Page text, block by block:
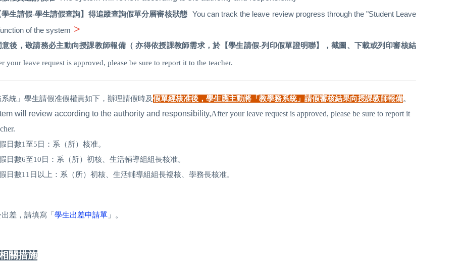
生請假-學生請假查詢】得追蹤查詢假單分層審核狀態
You can track the leave review progress through the "Student Leave
of the system >
意後，敬請務必主動向授課教師報備（ 亦得依授課教師需求，於【學生請假-列印假單證明聯】，截圖、下載或列印審核結
your leave request is approved, please be sure to report it to the teacher.
系統」學生請假准假權責如下，辦理請假時及假單經核准後，學生應主動將「教學務系統」請假審核結果向授課教師報備。
will review according to the authority and responsibility,After your leave request is approved, please be sure to report it
日數1至5日：系（所）核准。
日數6至10日：系（所）初核、生活輔導組組長核准。
日數11日以上：系（所）初核、生活輔導組組長複核、學務長核准。
差，請填寫「 學生出差申請單 」。
關措施